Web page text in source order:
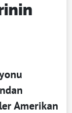
Amerikan